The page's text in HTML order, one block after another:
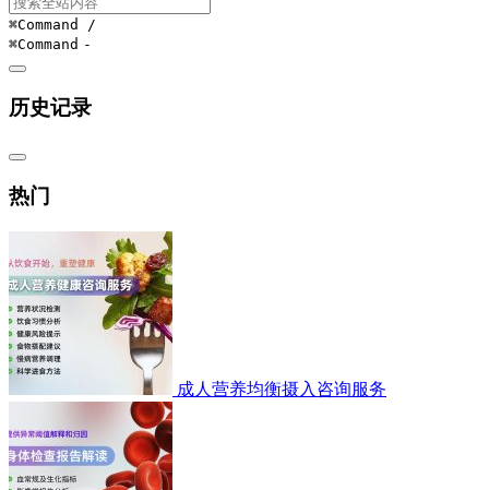
⌘Command /
⌘Command -
历史记录
热门
成人营养均衡摄入咨询服务